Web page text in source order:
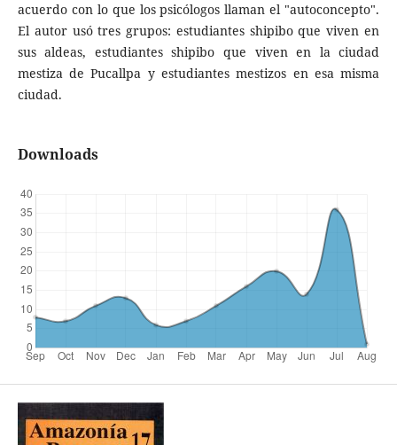
acuerdo con lo que los psicólogos llaman el "autoconcepto".
El autor usó tres grupos: estudiantes shipibo que viven en
sus aldeas, estudiantes shipibo que viven en la ciudad
mestiza de Pucallpa y estudiantes mestizos en esa misma
ciudad.
Downloads